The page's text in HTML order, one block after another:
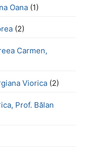
Oana (1)
(2)
Carmen,
Viorica (2)
Prof. Bălan